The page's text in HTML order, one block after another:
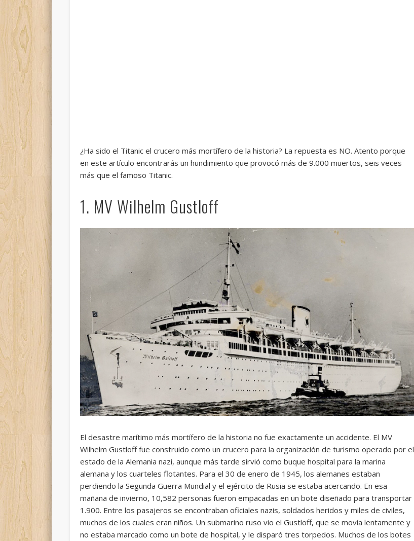
¿Ha sido el Titanic el crucero más mortífero de la historia? La repuesta es NO. Atento porque
en este artículo encontrarás un hundimiento que provocó más de 9.000 muertos, seis veces
más que el famoso Titanic.
1. MV Wilhelm Gustloff
El desastre marítimo más mortífero de la historia no fue exactamente un accidente. El MV
Wilhelm Gustloff fue construido como un crucero para la organización de turismo operado por el
estado de la Alemania nazi, aunque más tarde sirvió como buque hospital para la marina
alemana y los cuarteles flotantes. Para el 30 de enero de 1945, los alemanes estaban
perdiendo la Segunda Guerra Mundial y el ejército de Rusia se estaba acercando. En esa
mañana de invierno, 10,582 personas fueron empacadas en un bote diseñado para transportar
1.900. Entre los pasajeros se encontraban oficiales nazis, soldados heridos y miles de civiles,
muchos de los cuales eran niños. Un submarino ruso vio el Gustloff, que se movía lentamente y
no estaba marcado como un bote de hospital, y le disparó tres torpedos. Muchos de los botes